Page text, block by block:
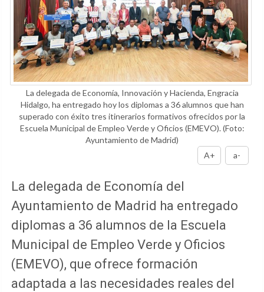
La delegada de Economía, Innovación y Hacienda, Engracia
Hidalgo, ha entregado hoy los diplomas a 36 alumnos que han
superado con éxito tres itinerarios formativos ofrecidos por la
Escuela Municipal de Empleo Verde y Oficios (EMEVO).(Foto:
Ayuntamiento de Madrid)
A+
a-
La delegada de Economía del
Ayuntamiento de Madrid ha entregado
diplomas a 36 alumnos de la Escuela
Municipal de Empleo Verde y Oficios
(EMEVO), que ofrece formación
adaptada a las necesidades reales del